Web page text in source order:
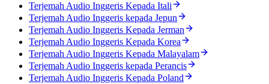
Terjemah Audio Inggeris Kepada Itali
Terjemah Audio Inggeris kepada Jepun
Terjemah Audio Inggeris Kepada Jerman
Terjemah Audio Inggeris Kepada Korea
Terjemah Audio Inggeris Kepada Malayalam
Terjemah Audio Inggeris kepada Perancis
Terjemah Audio Inggeris Kepada Poland